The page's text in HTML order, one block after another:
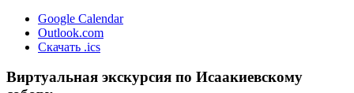
Google Calendar
Outlook.com
Скачать .ics
Виртуальная экскурсия по Исаакиевскому